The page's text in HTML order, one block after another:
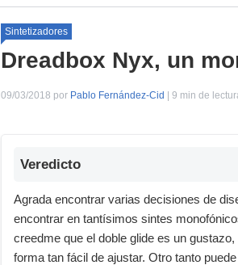
Sintetizadores
Dreadbox Nyx, un
09/03/2018 por Pablo Fernández-Cid | 9 min de
Veredicto
Agrada encontrar varias decisiones de
encontrar en tantísimos sintes
creedme que el doble glide es un
forma tan fácil de ajustar. Otro tanto